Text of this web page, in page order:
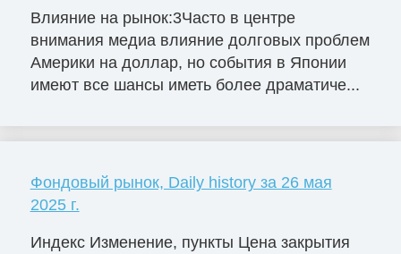
Влияние на рынок:3Часто в центре
внимания медиа влияние долговых проблем
Америки на доллар, но события в Японии
имеют все шансы иметь более драматиче...
Фондовый рынок, Daily history за 26 мая
2025 г.
Индекс Изменение, пункты Цена закрытия